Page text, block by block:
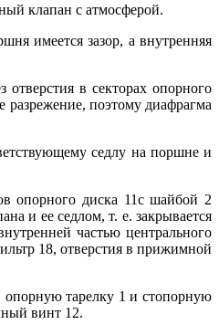
клапан с атмосферой.
имеется зазор, а внутренняя
в секторах опорного
разрежение, поэтому диафрагма
седлу на поршне и
опорного диска 11с шайбой 2
и ее седлом, т. е. закрывается
частью центрального
18, отверстия в прижимной
опорную тарелку 1 и стопорную
винт 12.